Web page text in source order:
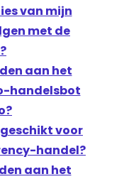
van mijn
met de
aan het
handelsbot
voor
handel?
aan het